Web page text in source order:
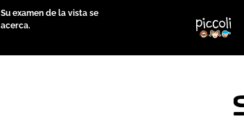
Su examen de la vista se
acerca.